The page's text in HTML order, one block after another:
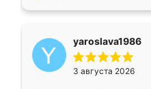
yaroslava1986
3 августа 2026